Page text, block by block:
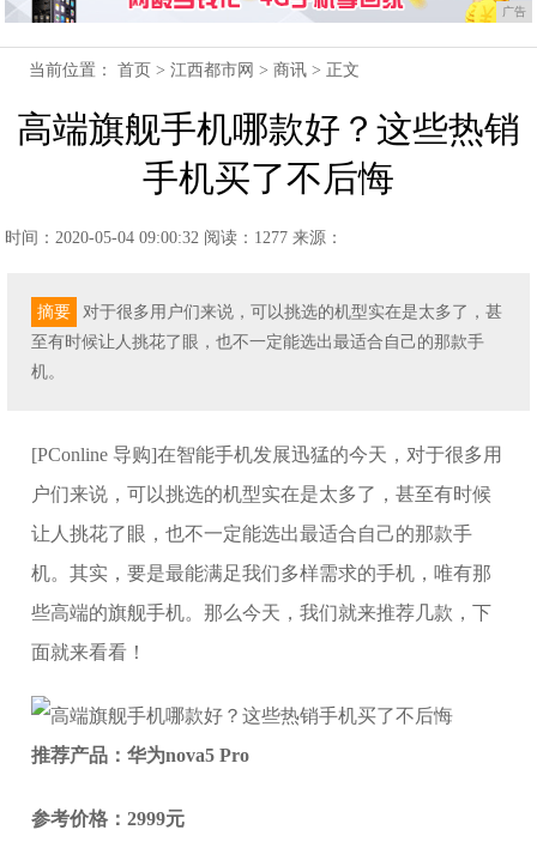
广告
当前位置：首页 >江西都市网 >商讯 > 正文
高端旗舰手机哪款好？这些热销
手机买了不后悔
时间：2020-05-04 09:00:32 阅读：1277 来源：
摘要
对于很多用户们来说，可以挑选的机型实在是太多了，甚
至有时候让人挑花了眼，也不一定能选出最适合自己的那款手
机。
[PConline 导购]在智能手机发展迅猛的今天，对于很多用
户们来说，可以挑选的机型实在是太多了，甚至有时候
让人挑花了眼，也不一定能选出最适合自己的那款手
机。其实，要是最能满足我们多样需求的手机，唯有那
些高端的旗舰手机。那么今天，我们就来推荐几款，下
面就来看看！
推荐产品：华为nova5 Pro
参考价格：2999元